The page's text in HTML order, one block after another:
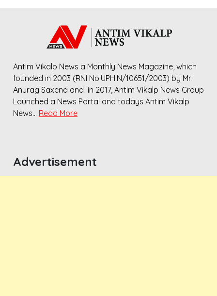
Antim Vikalp News a Monthly News Magazine, which
founded in 2003 (RNI No:UPHIN/10651/2003) by Mr.
Anurag Saxena and in 2017, Antim Vikalp News Group
Launched a News Portal and todays Antim Vikalp
News… Read More
Advertisement